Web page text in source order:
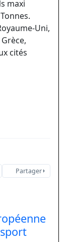
maxi
Uni,
cités
Partager